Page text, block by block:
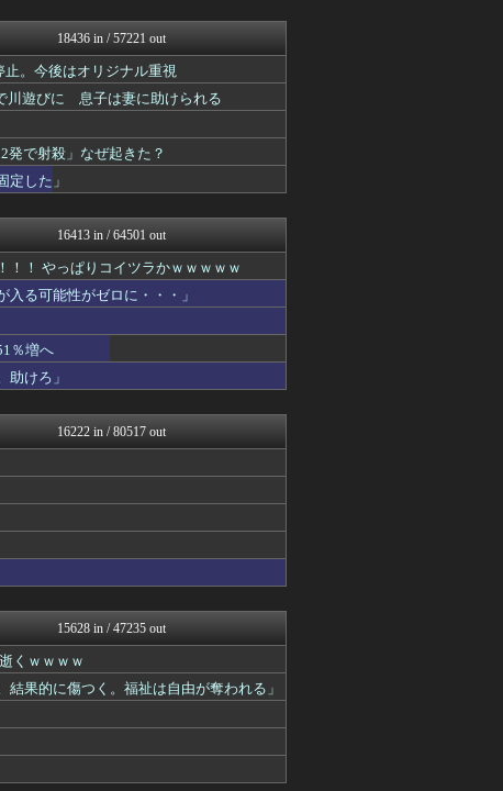
マジキチ速報
キニ速
明日は何を食べようか
がるおんちゃんねる
投資ちゃんねる
乃木通 乃木坂46櫻坂46...
かぞくちゃんねる
みそパンNEWS
オレ的ゲーム速報＠刃
カンダタ速報
かせまと！
もきゅ速(*´ω`*)人(...
なんじぇいスタジアム＠なん...
ファ板速報
ファ板速報
国難にあってもの申す！！
なんじぇいスタジアム＠なん...
なんJミュージアム
VIPワイドガイド
V速ニュップ
わんこーる速報！
なんじぇいスタジアム＠なん...
なんJ PRIDE
ゴールデンタイムズ
アナ速‐女子アナ画像速報
スコールちゃんねる｜２ちゃ...
18436 in / 57221 out
。今後はオリジナル重視
川遊びに 息子は妻に助けられる
発で射殺」なぜ起きた？
定した」
16413 in / 64501 out
！！ やっぱりコイツラかｗｗｗｗｗ
る可能性がゼロに・・・」
％増へ
けろ」
16222 in / 80517 out
15628 in / 47235 out
くｗｗｗｗ
果的に傷つく。福祉は自由が奪われる」